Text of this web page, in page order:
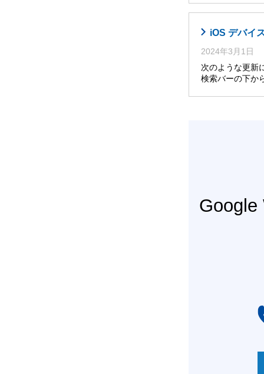
iOS デバイ
2024年3月1日
次のような更新
検索バーの下か
Google